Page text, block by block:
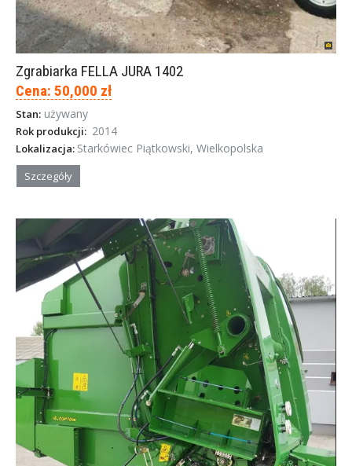
Zgrabiarka FELLA JURA 1402
Cena: 50,000 zł
Stan: używany
Rok produkcji: 2014
Lokalizacja: Starkówiec Piątkowski, Wielkopolska
Szczegóły